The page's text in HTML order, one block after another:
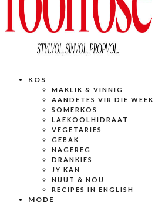
KOS
MAKLIK & VINNIG
AANDETES VIR DIE WEEK
SOMERKOS
LAEKOOLHIDRAAT
VEGETARIES
GEBAK
NAGEREG
DRANKIES
JY KAN
NUUT & NOU
RECIPES IN ENGLISH
MODE